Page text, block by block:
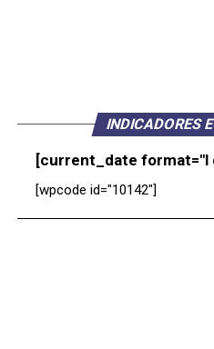
INDICADORES
[current_date
[wpcode id="10142"]